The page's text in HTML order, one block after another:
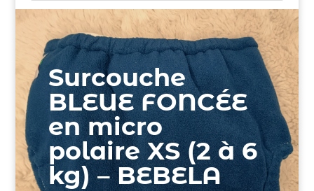
Surcouche
BLEUE FONCÉE
en micro
polaire XS (2 à 6
kg) – BEBELA